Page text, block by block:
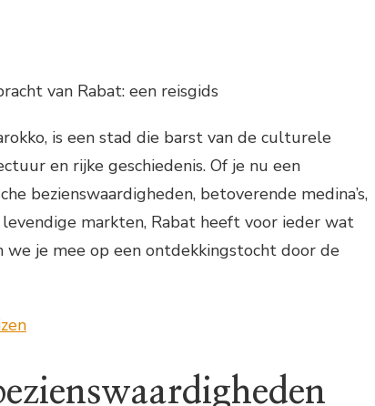
van Rabat: een reisgids
is een stad die barst van de culturele
en rijke geschiedenis. Of je nu een
bezienswaardigheden, betoverende medina’s,
markten, Rabat heeft voor ieder wat
we je mee op een ontdekkingstocht door de